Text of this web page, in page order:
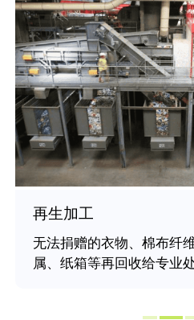
再生加工
无法捐赠的衣物、棉布纤
属、纸箱等再回收给专业